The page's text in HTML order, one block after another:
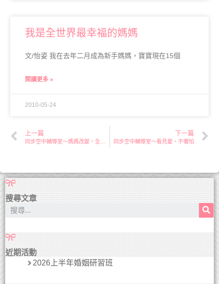
我是全世界最幸福的媽媽
文/怡姿 我在去年二月成為新手媽媽，寶寶現在15個
閱讀更多 »
2010-05-24
上一篇 下一篇
同步空中輔導室～看見愛，不懼怕
搜尋文章
近期活動
2026上半年婚姻研習班